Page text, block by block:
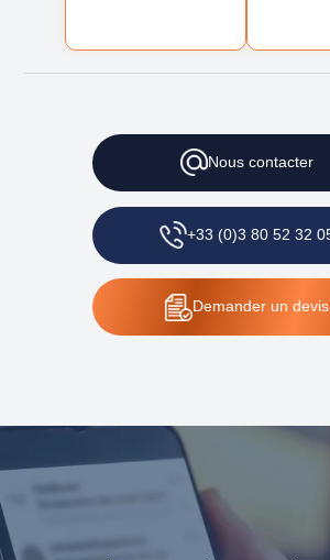
Nouscontacter
+33 (0)3 80 52 32
Demanderun devis